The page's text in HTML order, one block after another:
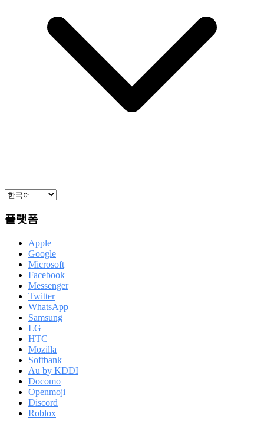
플랫폼
Apple
Google
Microsoft
Facebook
Messenger
Twitter
WhatsApp
Samsung
LG
HTC
Mozilla
Softbank
Au by KDDI
Docomo
Openmoji
Discord
Roblox